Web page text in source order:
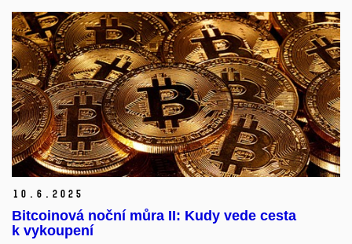
10. 6. 2025
Bitcoinová noční můra II: Kudy vede cesta
k vykoupení